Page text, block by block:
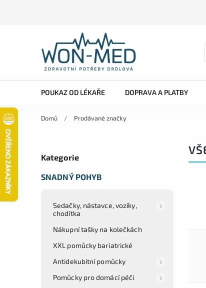
POUKAZ OD LÉKAŘE DOPRAVA A PLATBY
Domů / Prodávané značky
Kategorie
SNADNÝ POHYB
Sedačky, nástavce, vozíky,
chodítka
Nákupní tašky na kolečkách
XXL pomůcky bariatrické
Antidekubitní pomůcky
Pomůcky pro domácí péči